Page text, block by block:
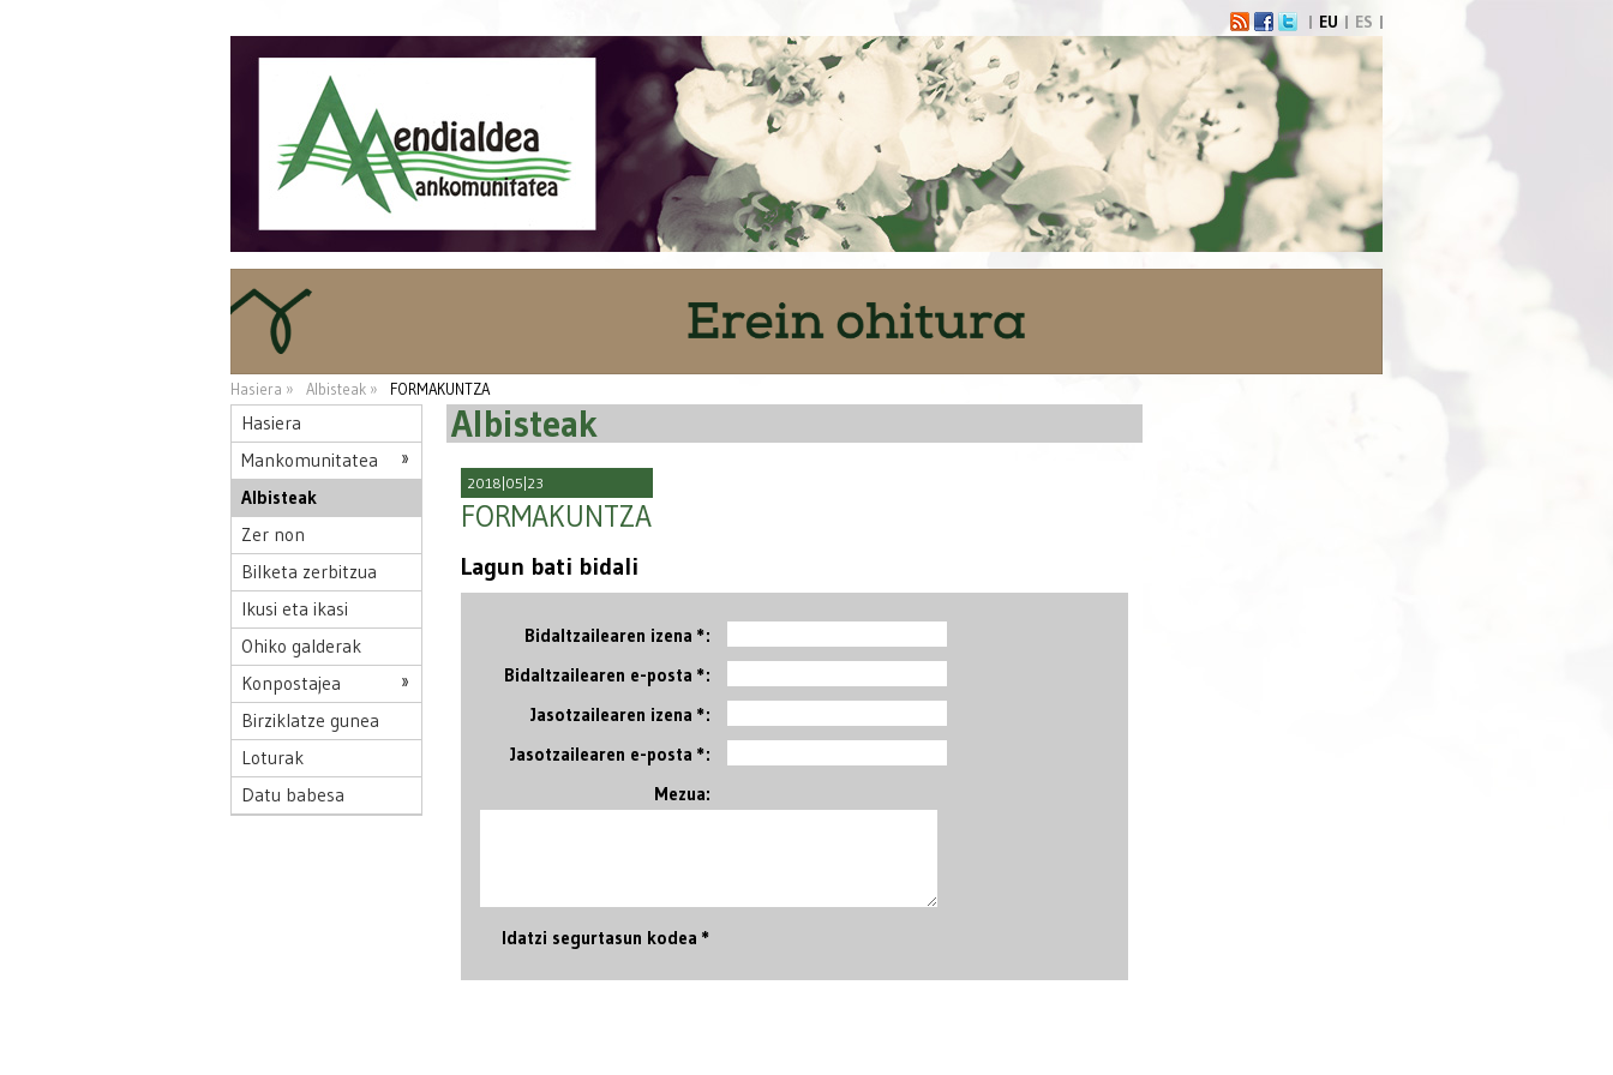
ES
EU
Hasiera » Albisteak » FORMAKUNTZA
Hasiera
Mankomunitatea
Albisteak
Zer non
Bilketa zerbitzua
Ikusi eta ikasi
Ohiko galderak
Konpostajea
Birziklatze gunea
Loturak
Datu babesa
Albisteak
2018|05|23
FORMAKUNTZA
Lagun bati bidali
Bidaltzailearen izena *:
Bidaltzailearen e-posta *:
Jasotzailearen izena *:
Jasotzailearen e-posta *:
Mezua:
Idatzi segurtasun kodea *